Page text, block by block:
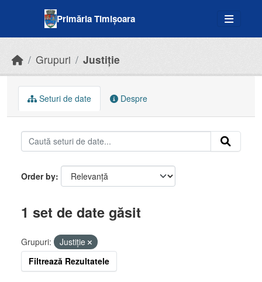
Primăria Timișoara
Grupuri Justiție
Seturi de date Despre
Order by
1 set de date găsit
Grupuri:
Justiție
Filtrează Rezultatele